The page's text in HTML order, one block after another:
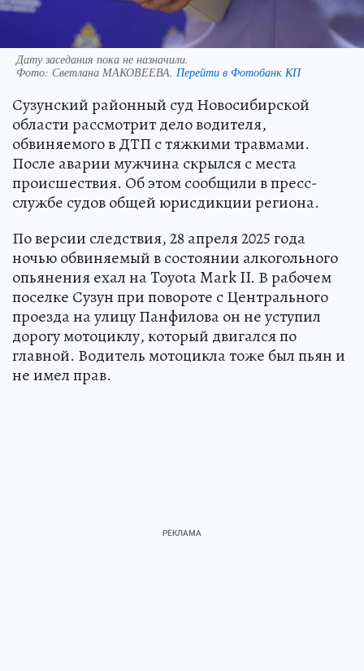
Дату заседания пока не назначили.
Фото: Светлана МАКОВЕЕВА. Перейти в Фотобанк КП
Сузунский районный суд Новосибирской
области рассмотрит дело водителя,
обвиняемого в ДТП с тяжкими травмами.
После аварии мужчина скрылся с места
происшествия. Об этом сообщили в пресс-
службе судов общей юрисдикции региона.
По версии следствия, 28 апреля 2025 года
ночью обвиняемый в состоянии алкогольного
опьянения ехал на Toyota Mark II. В рабочем
поселке Сузун при повороте с Центрального
проезда на улицу Панфилова он не уступил
дорогу мотоциклу, который двигался по
главной. Водитель мотоцикла тоже был пьян и
не имел прав.